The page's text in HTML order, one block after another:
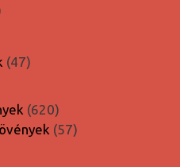
4747
620620
termék
5757